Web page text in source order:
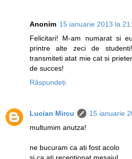
Anonim 15 ianuarie 2013 la
Felicitari! M-am numarat si
printre alte zeci de
transmiteti atat mie cat si
de succes!
Răspundeți
Lucian Mircu
15 ianuarie
multumim anutza!
ne bucuram ca ati fost acolo
si ca ati receptionat mesajul